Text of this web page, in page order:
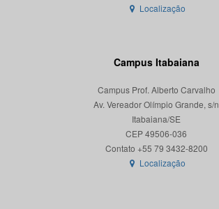
Localização
Campus Itabaiana
Campus Prof. Alberto Carvalho
Av. Vereador Olímpio Grande, s/n
Itabaiana/SE
CEP 49506-036
Localização